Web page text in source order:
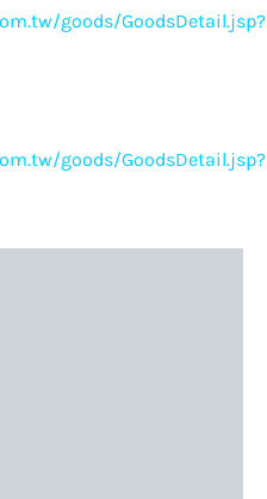
goods/GoodsDetail.jsp?
goods/GoodsDetail.jsp?